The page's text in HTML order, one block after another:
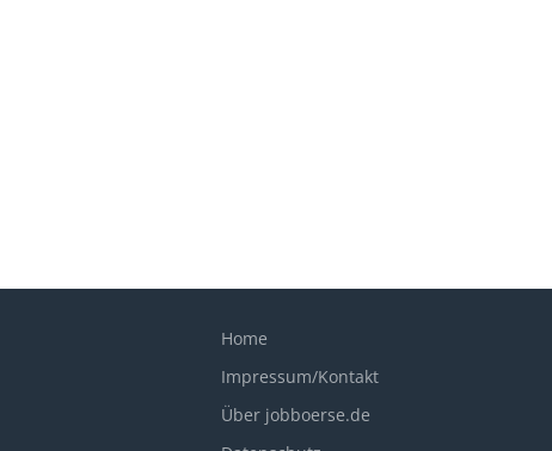
Home
Impressum/Kontakt
Über jobboerse.de